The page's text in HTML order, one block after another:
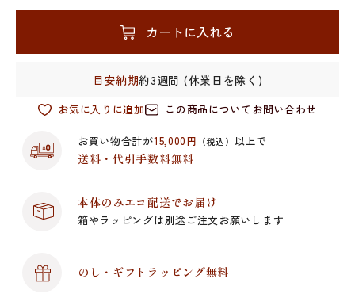
カートに入れる
目安納期約3週間 (休業日を除く)
お気に入りに追加 この商品についてお問い合わせ
お買い物合計が15,000円 （税込） 以上で
送料・代引手数料無料
本体のみエコ配送でお届け
箱やラッピングは別途ご注文お願いします
のし・ギフトラッピング無料